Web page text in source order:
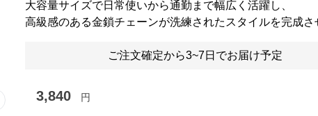
slide
大容量サイズで日常使いから通勤まで幅広く活躍し、
高級感のある金鎖チェーンが洗練されたスタイルを完成さ
ご注文確定から3~7日でお届け予定
3,840 円